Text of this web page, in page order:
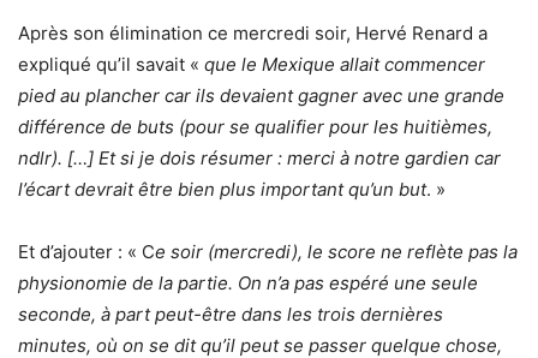
Après son élimination ce mercredi soir, Hervé Renard a
expliqué qu’il savait « que le Mexique allait commencer
pied au plancher car ils devaient gagner avec une grande
différence de buts (pour se qualifier pour les huitièmes,
ndlr). […] Et si je dois résumer : merci à notre gardien car
l’écart devrait être bien plus important qu’un but. »
Et d’ajouter : « Ce soir (mercredi), le score ne reflète pas la
physionomie de la partie. On n’a pas espéré une seule
seconde, à part peut-être dans les trois dernières
minutes, où on se dit qu’il peut se passer quelque chose,